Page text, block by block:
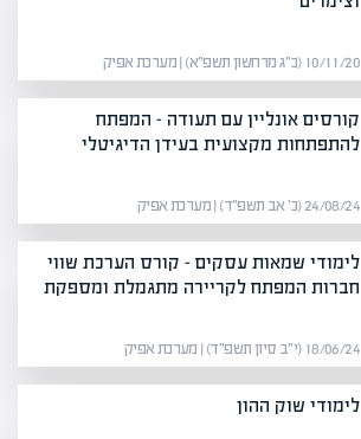
10/11/20 (כ״ג מרחשון תשפ״א) | מערכת אפיק
קורסים אונליין עם תעודה – המפתח
להתפתחות מקצועית בעידן הדיגיטלי
24/08/24 (כ׳ אב תשפ״ד) | מערכת אפיק
לימודי שמאות עסקים – קורס הערכת שווי
חברות המפתח לקריירה מתגמלת ומספקת
18/06/24 (י״ב סיון תשפ״ד) | מערכת אפיק
לימודי שוק ההון